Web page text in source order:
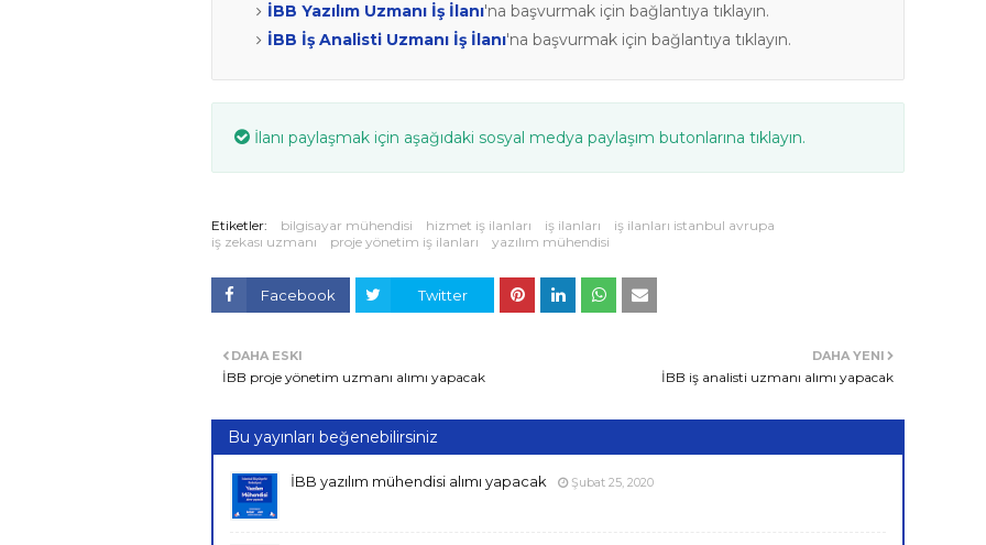
İBB Yazılım Uzmanı İş İlanı'na başvurmak için bağlantıya tıklayın.
İBB İş Analisti Uzmanı İş İlanı'na başvurmak için bağlantıya tıklayın.
İlanı paylaşmak için aşağıdaki sosyal medya paylaşım butonlarına tıklayın.
Etiketler: bilgisayar mühendisi hizmet iş ilanları iş ilanları
iş ilanları istanbul avrupa
iş zekası uzmanı
proje yönetim iş ilanları yazılım mühendisi
Facebook Twitter
DAHA YENI
İBB iş analisti uzmanı alımı yapacak
DAHA ESKI
İBB proje yönetim uzmanı alımı yapacak
Bu yayınları beğenebilirsiniz
İBB yazılım mühendisi alımı yapacak Şubat 25, 2020